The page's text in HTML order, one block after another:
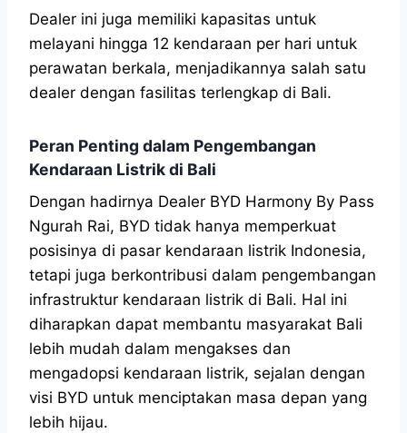
Dealer ini juga memiliki kapasitas untuk
melayani hingga 12 kendaraan per hari untuk
perawatan berkala, menjadikannya salah satu
dealer dengan fasilitas terlengkap di Bali.
Peran Penting dalam Pengembangan
Kendaraan Listrik di Bali
Dengan hadirnya Dealer BYD Harmony By Pass
Ngurah Rai, BYD tidak hanya memperkuat
posisinya di pasar kendaraan listrik Indonesia,
tetapi juga berkontribusi dalam pengembangan
infrastruktur kendaraan listrik di Bali. Hal ini
diharapkan dapat membantu masyarakat Bali
lebih mudah dalam mengakses dan
mengadopsi kendaraan listrik, sejalan dengan
visi BYD untuk menciptakan masa depan yang
lebih hijau.